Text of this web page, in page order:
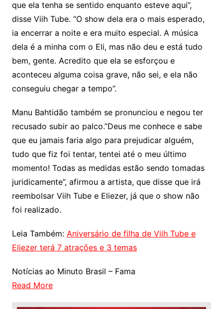
que ela tenha se sentido enquanto esteve aqui”,
disse Viih Tube. “O show dela era o mais esperado,
ia encerrar a noite e era muito especial. A música
dela é a minha com o Eli, mas não deu e está tudo
bem, gente. Acredito que ela se esforçou e
aconteceu alguma coisa grave, não sei, e ela não
conseguiu chegar a tempo”.
Manu Bahtidão também se pronunciou e negou ter
recusado subir ao palco.”Deus me conhece e sabe
que eu jamais faria algo para prejudicar alguém,
tudo que fiz foi tentar, tentei até o meu último
momento! Todas as medidas estão sendo tomadas
juridicamente”, afirmou a artista, que disse que irá
reembolsar Viih Tube e Eliezer, já que o show não
foi realizado.
Leia Também: Aniversário de filha de Viih Tube e
Eliezer terá 7 atrações e 3 temas
Notícias ao Minuto Brasil – Fama
Read More